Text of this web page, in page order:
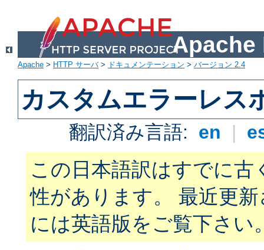
Apache
Apache > HTTP サーバ> ドキュメンテーション > バージョン 2.4
カスタムエラーレス
翻訳済み言語: en |
この日本語訳はすでに古
性があります。 最近更
には英語版をご覧下さい